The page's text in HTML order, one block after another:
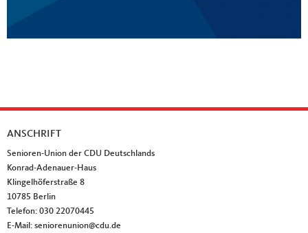
Fußbereich
ANSCHRIFT
Senioren-Union der CDU Deutschlands
Konrad-Adenauer-Haus
Klingelhöferstraße 8
10785 Berlin
Telefon: 030 22070445
E-Mail: seniorenunion@cdu.de